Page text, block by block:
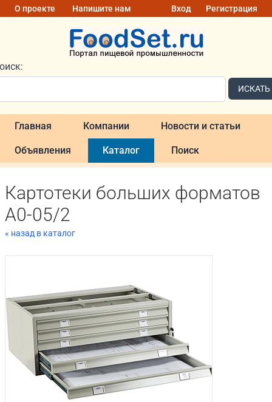
О проекте Напишите нам Вход Регистрация
ИСКАТЬ
Главная Компании Новости и статьи
Объявления Каталог Поиск
Картотеки больших форматов
A0-05/2
« назад в каталог